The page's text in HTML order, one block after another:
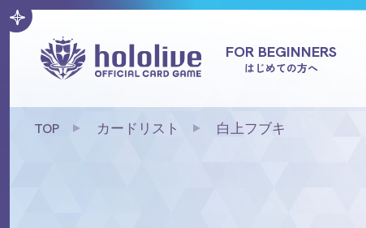
FOR BEGINNERS
はじめての方へ
TOP カードリスト 白上フブキ